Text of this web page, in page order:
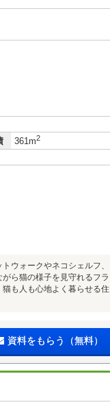
361m2
ウォークやネコシェルフ、
ら猫の様子を見守れるフラ
も人も心地よく暮らせる住
資料をもらう（無料）